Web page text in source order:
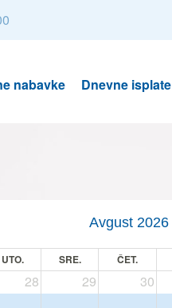
nabavke Dnevne isplate
Avgust 2026
UTO. SRE. ČET.
28 29 30